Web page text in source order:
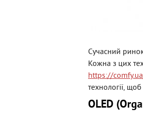
Сучасний
Кожна з цих
https://
технології,
OLED